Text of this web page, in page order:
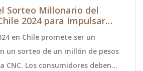
Sorteo Millonario del
2024 para Impulsar
en Chile promete ser un
un sorteo de un millón de pesos
CNC. Los consumidores deben